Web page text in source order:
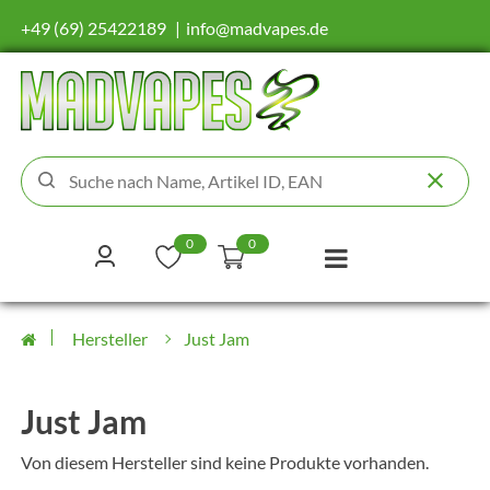
+49 (69) 25422189 info@madvapes.de
0 0
Hersteller Just Jam
Just Jam
Von diesem Hersteller sind keine Produkte vorhanden.